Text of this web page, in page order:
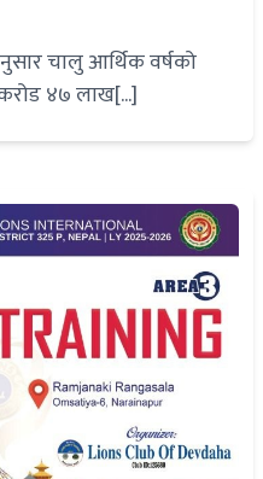
चालु आर्थिक वर्षको
४७ लाख[...]